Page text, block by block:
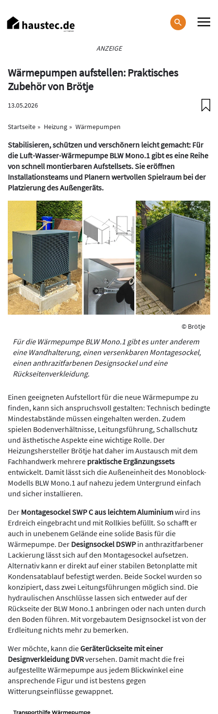
zum
Inhalt
ANZEIGE
Wärmepumpen aufstellen: Praktisches
Zubehör von Brötje
13.05.2026
Startseite Heizung Wärmepumpen
Stabilisieren, schützen und verschönern leicht gemacht: Für
die Luft-Wasser-Wärmepumpe BLW Mono.1 gibt es eine Reihe
von schnell montierbaren Aufstellsets. Sie eröffnen
Installationsteams und Planern wertvollen Spielraum bei der
Platzierung des Außengeräts.
© Brötje
Für die Wärmepumpe BLW Mono.1 gibt es unter anderem
eine Wandhalterung, einen versenkbaren Montagesockel,
einen anthrazitfarbenen Designsockel und eine
Rückseitenverkleidung.
Einen geeigneten Aufstellort für die neue Wärmepumpe zu
finden, kann sich anspruchsvoll gestalten: Technisch bedingte
Mindestabstände müssen eingehalten werden. Zudem
spielen Bodenverhältnisse, Leitungsführung, Schallschutz
und ästhetische Aspekte eine wichtige Rolle. Der
Heizungshersteller Brötje hat daher im Austausch mit dem
Fachhandwerk mehrere praktische Ergänzungssets
entwickelt. Damit lässt sich die Außeneinheit des Monoblock-
Modells BLW Mono.1 auf nahezu jedem Untergrund einfach
und sicher installieren.
Der Montagesockel SWP C aus leichtem Aluminiumwird ins
Erdreich eingebracht und mit Rollkies befüllt. So schafft er
auch in unebenem Gelände eine solide Basis für die
Wärmepumpe. Der Designsockel DSWP in anthrazitfarbener
Lackierung lässt sich auf den Montagesockel aufsetzen.
Alternativ kann er direkt auf einer stabilen Betonplatte mit
Kondensatablauf befestigt werden. Beide Sockel wurden so
konzipiert, dass zwei Leitungsführungen möglich sind. Die
hydraulischen Anschlüsse lassen sich entweder auf der
Rückseite der BLW Mono.1 anbringen oder nach unten durch
den Boden führen. Mit vorgebautem Designsockel ist von der
Erdleitung nichts mehr zu bemerken.
Wer möchte, kann dieGeräterückseite mit einer
Designverkleidung DVRversehen. Damit macht die frei
aufgestellte Wärmepumpe aus jedem Blickwinkel eine
ansprechende Figur und ist bestens gegen
Witterungseinflüsse gewappnet.